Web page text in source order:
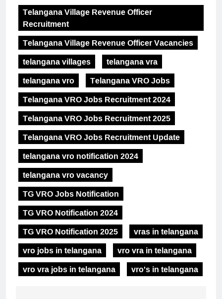
Telangana Village Revenue Officer
Recruitment
Telangana Village Revenue Officer Vacancies
telangana villages
telangana vra
telangana vro
Telangana VRO Jobs
Telangana VRO Jobs Recruitment 2024
Telangana VRO Jobs Recruitment 2025
Telangana VRO Jobs Recruitment Update
telangana vro notification 2024
telangana vro vacancy
TG VRO Jobs Notification
TG VRO Notification 2024
TG VRO Notification 2025
vras in telangana
vro jobs in telangana
vro vra in telangana
vro vra jobs in telangana
vro's in telangana